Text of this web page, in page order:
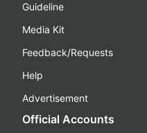
Guideline
Media Kit
Feedback/Requests
Help
Advertisement
Official Accounts